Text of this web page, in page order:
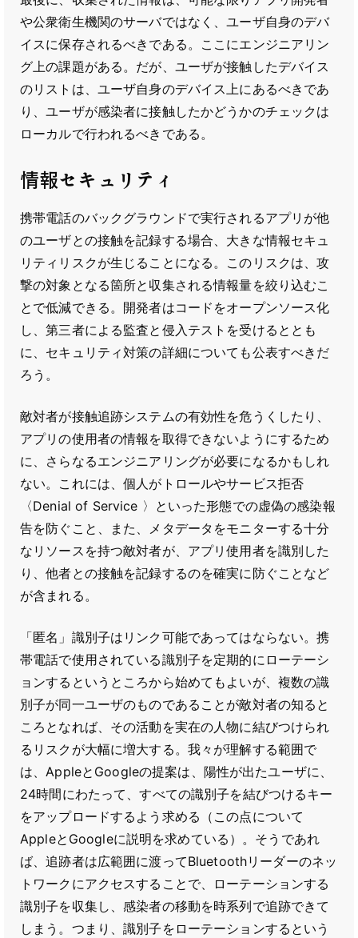
や公衆衛生機関のサーバではなく、ユーザ自身のデバ
イスに保存されるべきである。ここにエンジニアリン
グ上の課題がある。だが、ユーザが接触したデバイス
のリストは、ユーザ自身のデバイス上にあるべきであ
り、ユーザが感染者に接触したかどうかのチェックは
ローカルで行われるべきである。
情報セキュリティ
携帯電話のバックグラウンドで実行されるアプリが他
のユーザとの接触を記録する場合、大きな情報セキュ
リティリスクが生じることになる。このリスクは、攻
撃の対象となる箇所と収集される情報量を絞り込むこ
とで低減できる。開発者はコードをオープンソース化
し、第三者による監査と侵入テストを受けるととも
に、セキュリティ対策の詳細についても公表すべきだ
ろう。
敵対者が接触追跡システムの有効性を危うくしたり、
アプリの使用者の情報を取得できないようにするため
に、さらなるエンジニアリングが必要になるかもしれ
ない。これには、個人がトロールやサービス拒否
〈Denial of Service 〉といった形態での虚偽の感染報
告を防ぐこと、また、メタデータをモニターする十分
なリソースを持つ敵対者が、アプリ使用者を識別した
り、他者との接触を記録するのを確実に防ぐことなど
が含まれる。
「匿名」識別子はリンク可能であってはならない。携
帯電話で使用されている識別子を定期的にローテーシ
ョンするというところから始めてもよいが、複数の識
別子が同一ユーザのものであることが敵対者の知ると
ころとなれば、その活動を実在の人物に結びつけられ
るリスクが大幅に増大する。我々が理解する範囲で
は、AppleとGoogleの提案は、陽性が出たユーザに、
24時間にわたって、すべての識別子を結びつけるキー
をアップロードするよう求める（この点について
AppleとGoogleに説明を求めている）。そうであれ
ば、追跡者は広範囲に渡ってBluetoothリーダーのネッ
トワークにアクセスすることで、ローテーションする
識別子を収集し、感染者の移動を時系列で追跡できて
しまう。つまり、識別子をローテーションするという